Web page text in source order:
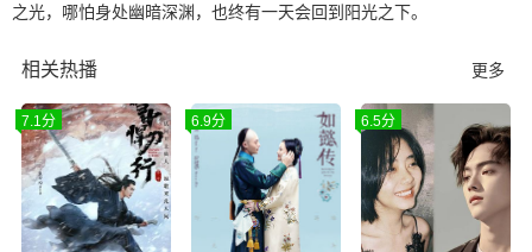
之光，哪怕身处幽暗深渊，也终有一天会回到阳光之下。
相关热播 更多
7.1分 6.9分 6.5分